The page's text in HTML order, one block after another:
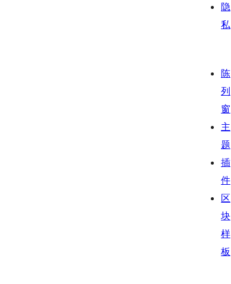
隐
私
陈
列
窗
主
题
插
件
区
块
样
板